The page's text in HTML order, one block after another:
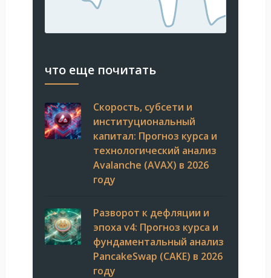
что еще почитать
Скорость, субсети и
институциональный
капитал: Прогноз курса и
технологический анализ
Avalanche (AVAX) в 2026
году
Разворот к дефляции и
эпоха v4: Прогноз курса и
фундаментальный анализ
PancakeSwap (CAKE) в 2026
году